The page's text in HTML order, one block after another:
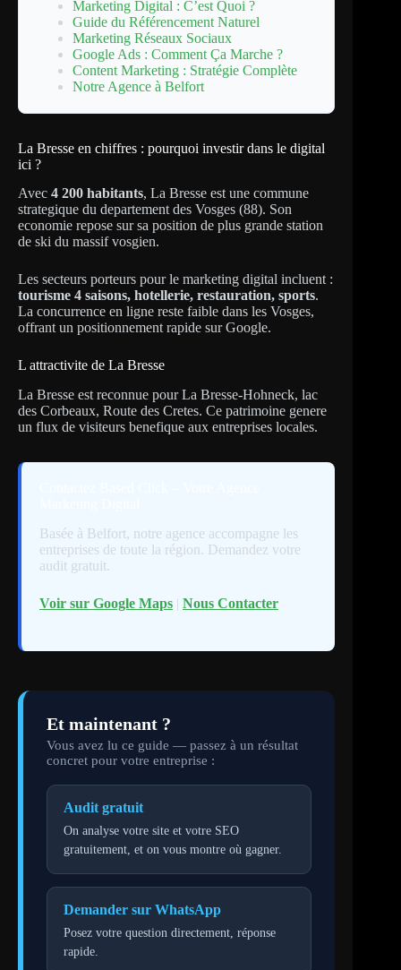
Marketing Digital : C’est Quoi ?
Guide du Référencement Naturel
Marketing Réseaux Sociaux
Google Ads : Comment Ça Marche ?
Content Marketing : Stratégie Complète
Notre Agence à Belfort
La Bresse en chiffres : pourquoi investir dans le digital
ici ?
Avec 4 200 habitants, La Bresse est une commune
strategique du departement des Vosges (88). Son
economie repose sur sa position de plus grande station
de ski du massif vosgien.
Les secteurs porteurs pour le marketing digital incluent :
tourisme 4 saisons, hotellerie, restauration, sports.
La concurrence en ligne reste faible dans les Vosges,
offrant un positionnement rapide sur Google.
L attractivite de La Bresse
La Bresse est reconnue pour La Bresse-Hohneck, lac
des Corbeaux, Route des Cretes. Ce patrimoine genere
un flux de visiteurs benefique aux entreprises locales.
Basée à Belfort, notre agence accompagne les
entreprises de toute la région. Demandez votre
audit gratuit.
Voir sur Google Maps | Nous Contacter
Et maintenant ?
Vous avez lu ce guide — passez à un résultat
concret pour votre entreprise :
Audit gratuit
On analyse votre site et votre SEO
gratuitement, et on vous montre où gagner.
Demander sur WhatsApp
Posez votre question directement, réponse
rapide.